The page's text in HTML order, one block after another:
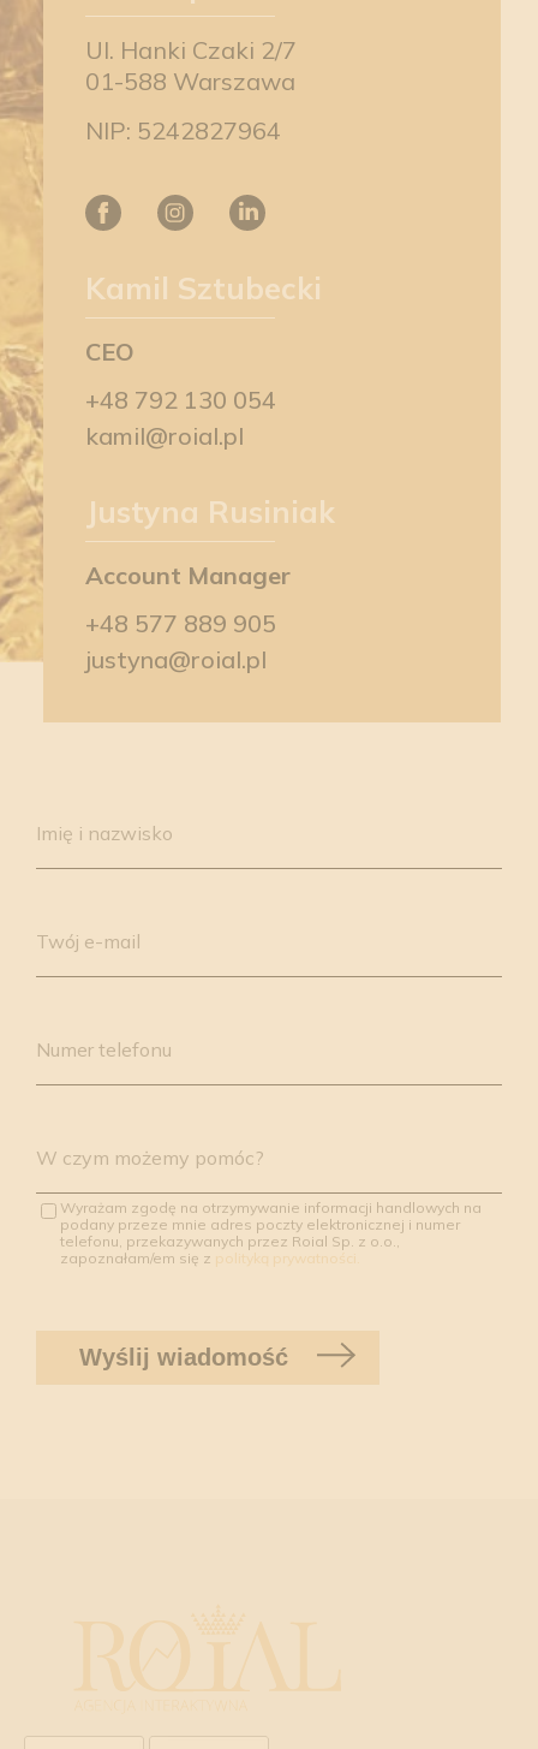
Ul. Hanki Czaki 2/7
01-588 Warszawa
NIP: 5242827964
Kamil Sztubecki
CEO
+48 792 130 054
kamil@roial.pl
Justyna Rusiniak
Account Manager
+48 577 889 905
justyna@roial.pl
this
field
Imię i nazwisko
Twój e-mail
Numer telefonu
W czym możemy pomóc?
Wyrażam zgodę na otrzymywanie informacji handlowych na
podany przeze mnie adres poczty elektronicznej i numer
telefonu, przekazywanych przez Roial Sp. z o.o.,
zapoznałam/em się z polityką prywatności.